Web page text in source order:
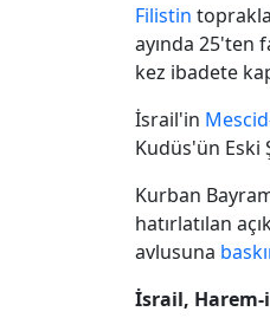
Filistin
ayında 25'ten
kez ibadete
İsrail'in
Kudüs'ün Eski
Kurban
hatırlatılan
avlusuna
İsrail, Harem-